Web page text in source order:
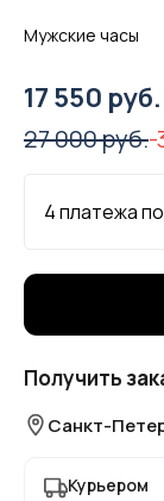
Мужские часы
17 550 руб.
27 000 руб.-
4 платежа по
Получить
Санкт-
Курьером